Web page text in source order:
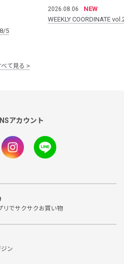
5
2026.08.06
NEW
WEEKLY COORDINATE
べて見る
アカウント
リでサクサクお買い物
ン